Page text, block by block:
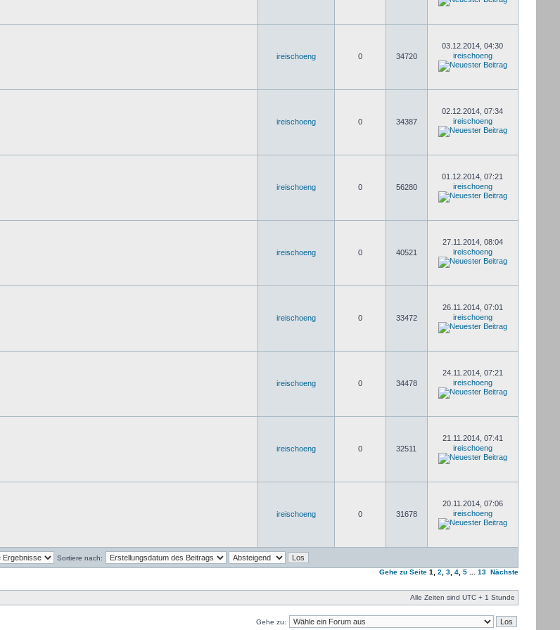
ireischoeng 0 34720
03.12.2014, 04:30
ireischoeng
ireischoeng 0 34387
02.12.2014, 07:34
ireischoeng
ireischoeng 0 56280
01.12.2014, 07:21
ireischoeng
ireischoeng 0 40521
27.11.2014, 08:04
ireischoeng
ireischoeng 0 33472
26.11.2014, 07:01
ireischoeng
ireischoeng 0 34478
24.11.2014, 07:21
ireischoeng
ireischoeng 0 32511
21.11.2014, 07:41
ireischoeng
ireischoeng 0 31678
20.11.2014, 07:06
ireischoeng
Sortiere nach:
Gehe zu Seite 1 ,2 ,3 ,4 ,5 ...13 Nächste
Alle Zeiten sind UTC + 1 Stunde
Gehe zu: